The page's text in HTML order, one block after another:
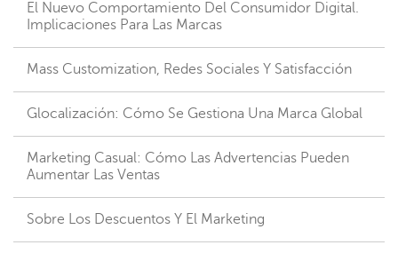
El Nuevo Comportamiento Del Consumidor Digital.
Implicaciones Para Las Marcas
Mass Customization, Redes Sociales Y Satisfacción
Glocalización: Cómo Se Gestiona Una Marca Global
Marketing Casual: Cómo Las Advertencias Pueden
Aumentar Las Ventas
Sobre Los Descuentos Y El Marketing